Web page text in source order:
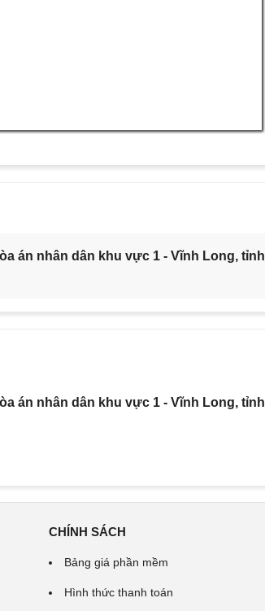
án nhân dân khu vực 1 - Vĩnh Long, tỉnh
án nhân dân khu vực 1 - Vĩnh Long, tỉnh
CHÍNH SÁCH
Bảng giá phần mềm
Hình thức thanh toán